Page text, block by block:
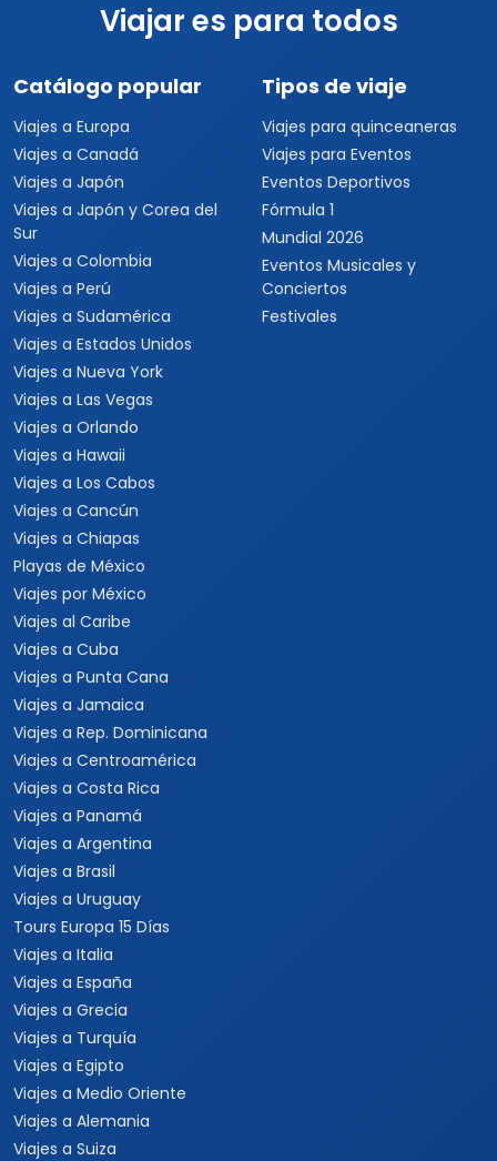
Viajar es para todos
Catálogo popular
Viajes a Europa
Viajes a Canadá
Viajes a Japón
Viajes a Japón y Corea del
Sur
Viajes a Colombia
Viajes a Perú
Viajes a Sudamérica
Viajes a Estados Unidos
Viajes a Nueva York
Viajes a Las Vegas
Viajes a Orlando
Viajes a Hawaii
Viajes a Los Cabos
Viajes a Cancún
Viajes a Chiapas
Playas de México
Viajes por México
Viajes al Caribe
Viajes a Cuba
Viajes a Punta Cana
Viajes a Jamaica
Viajes a Rep. Dominicana
Viajes a Centroamérica
Viajes a Costa Rica
Viajes a Panamá
Viajes a Argentina
Viajes a Brasil
Viajes a Uruguay
Tours Europa 15 Días
Viajes a Italia
Viajes a España
Viajes a Grecia
Viajes a Turquía
Viajes a Egipto
Viajes a Medio Oriente
Viajes a Alemania
Viajes a Suiza
Tipos de viaje
Viajes para quinceaneras
Viajes para Eventos
Eventos Deportivos
Fórmula 1
Mundial 2026
Eventos Musicales y
Conciertos
Festivales